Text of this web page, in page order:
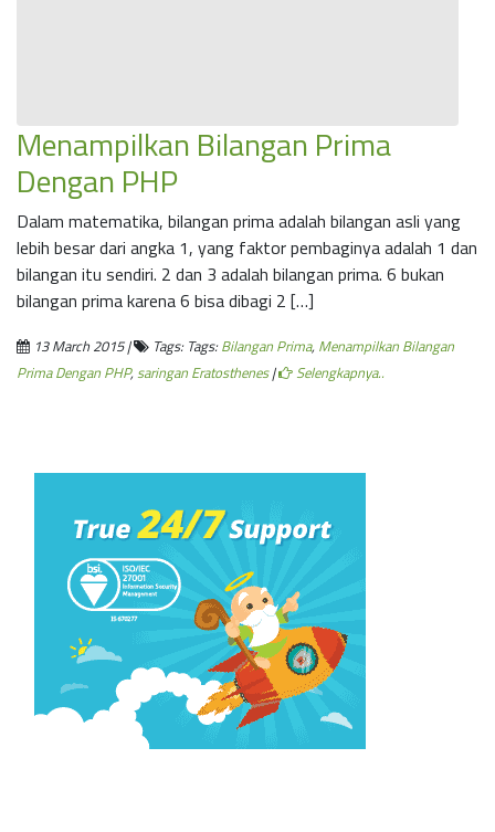
Menampilkan Bilangan Prima
Dengan PHP
Dalam matematika, bilangan prima adalah bilangan asli yang
lebih besar dari angka 1, yang faktor pembaginya adalah 1 dan
bilangan itu sendiri. 2 dan 3 adalah bilangan prima. 6 bukan
bilangan prima karena 6 bisa dibagi 2 […]
13 March 2015 | Tags: Tags:Bilangan Prima, Menampilkan Bilangan
Prima Dengan PHP,saringan Eratosthenes| Selengkapnya..